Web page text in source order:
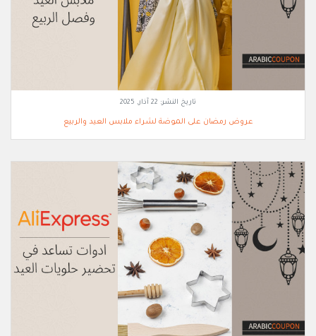
تاريخ النشر: 22 آذار, 2025
عروض رمضان على الموضة لشراء ملابس العيد والربيع